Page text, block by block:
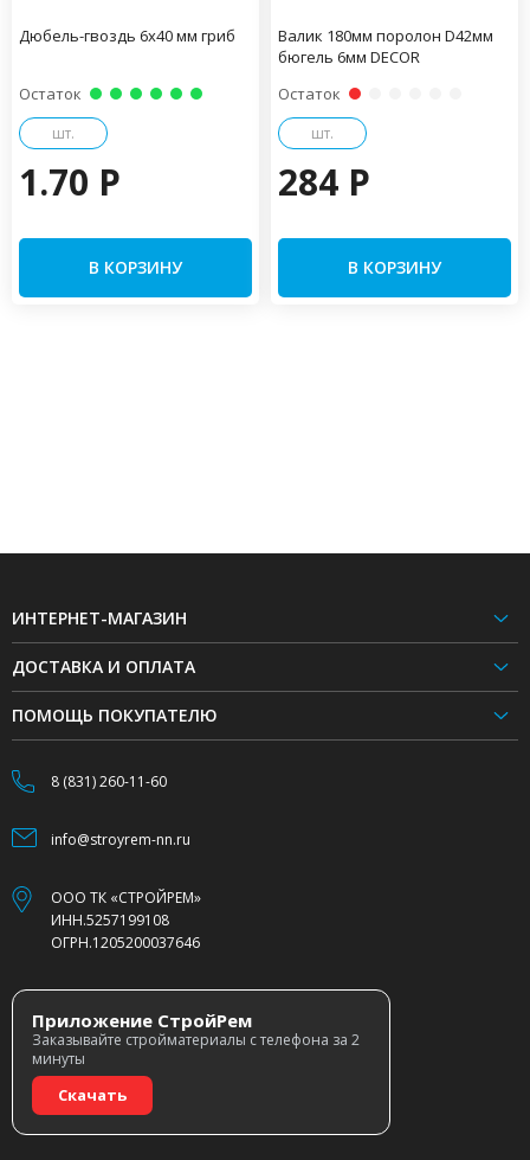
Дюбель-гвоздь 6х40 мм гриб
Остаток
шт.
1.70 P
В КОРЗИНУ
Валик 180мм поролон D42мм
бюгель 6мм DECOR
Остаток
шт.
284 P
В КОРЗИНУ
ИНТЕРНЕТ-МАГАЗИН
ДОСТАВКА И ОПЛАТА
ПОМОЩЬ ПОКУПАТЕЛЮ
8 (831) 260-11-60
info@stroyrem-nn.ru
ООО ТК «СТРОЙРЕМ»
ИНН.5257199108
ОГРН.1205200037646
Приложение СтройРем
Заказывайте стройматериалы с телефона за 2
минуты
Скачать